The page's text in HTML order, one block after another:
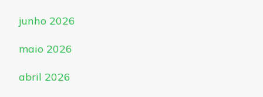
junho 2026
maio 2026
abril 2026